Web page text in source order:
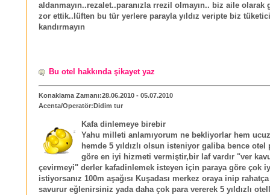
aldanmayın..rezalet..paranızla rrezil olmayın.. biz aile olarak
zor ettik..lüften bu tür yerlere parayla yıldız veripte biz
kandırmayın
Bu otel hakkında şikayet yaz
Konaklama Zamanı:28.06.2010 - 05.07.2010
Acenta/Operatör:Didim tur
Kafa dinlemeye birebir
Yahu milleti anlamıyorum ne bekliyorlar hem
hemde 5 yıldızlı olsun isteniyor galiba bence otel
göre en iyi hizmeti vermiştir,bir laf vardır "ver
çevirmeyi" derler kafadinlemek isteyen için paraya göre çok
istiyorsanız 100m aşağısı Kuşadası merkez oraya inip
savurur eğlenirsiniz yada daha çok para vererek 5 yıldızlı